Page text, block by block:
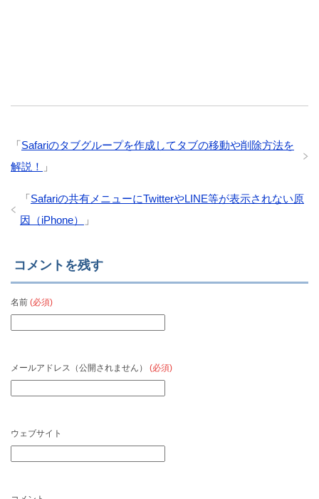
「Safariのタブグループを作成してタブの移動や削除方法を
解説！
」
「Safariの共有メニューにTwitterやLINE等が表示されない原
因（iPhone）
」
コメントを残す
名前 (必須)
メールアドレス（公開されません） (必須)
ウェブサイト